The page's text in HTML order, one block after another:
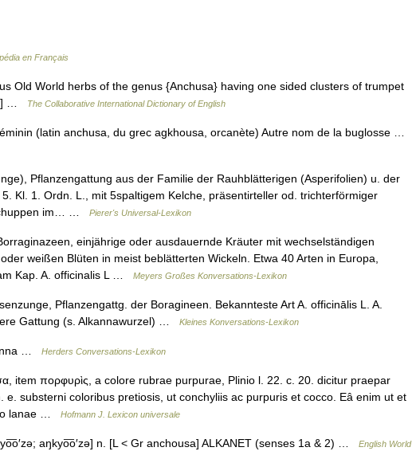
en Français
Old World herbs of the genus {Anchusa} having one sided clusters of trumpet
…
The Collaborative International Dictionary of English
(latin anchusa, du grec agkhousa, orcanète) Autre nom de la buglosse …
Pflanzengattung aus der Familie der Rauhblätterigen (Asperifolien) u. der
Kl. 1. Ordn. L., mit 5spaltigem Kelche, präsentirteller od. trichterförmiger
im… …
Pierer's Universal-Lexikon
einjährige oder ausdauernde Kräuter mit wechselständigen
weißen Blüten in meist beblätterten Wickeln. Etwa 40 Arten in Europa,
Kap. A. officinalis L …
Meyers Großes Konversations-Lexikon
Pflanzengattg. der Boragineen. Bekannteste Art A. officinālis L. A.
Gattung (s. Alkannawurzel) …
Kleines Konversations-Lexikon
… Herders Conversations-Lexikon
item πορφυρὶς, a colore rubrae purpurae, Plinio l. 22. c. 20. dicitur praepar
e. substerni coloribus pretiosis, ut conchyliis ac purpuris et cocco. Eâ enim ut et
lanae …
Hofmann J. Lexicon universale
aŋkyo͞o′zə] n. [L < Gr anchousa] ALKANET (senses 1a & 2) …
English World